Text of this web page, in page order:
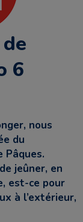
6
nous
du
Pâques.
jeûner, en
est-ce pour
à l’extérieur,